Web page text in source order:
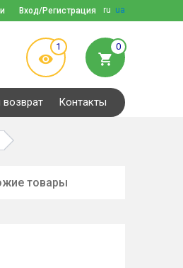
ru ua
Вход/Регистрация
1 0
Контакты
товары